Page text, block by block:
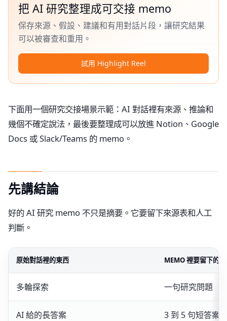
把 AI 研究整理成可交接 memo
保存來源、假設、建議和有用對話片段，讓研究結果
可以被審查和重用。
試用 Highlight Reel
下面用一個研究交接場景示範：AI 對話裡有來源、推論和
幾個不確定說法，最後要整理成可以放進 Notion、Google
Docs 或 Slack/Teams 的 memo。
先講結論
好的 AI 研究 memo 不只是摘要。它要留下來源表和人工
判斷。
原始對話裡的東西 MEMO 裡要留下的
多輪探索 一句研究問題
AI 給的長答案 3 到 5 句短答案